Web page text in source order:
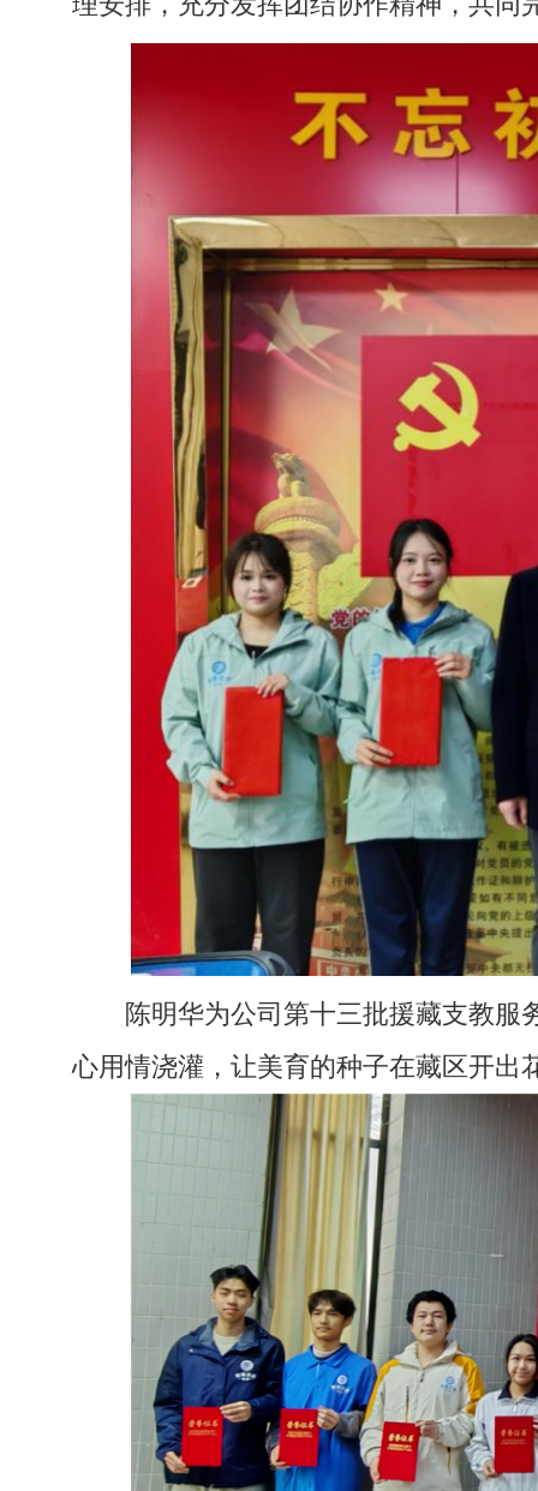
陈明华为公司第十三批援藏支教服
心用情浇灌，让美育的种子在藏区开出